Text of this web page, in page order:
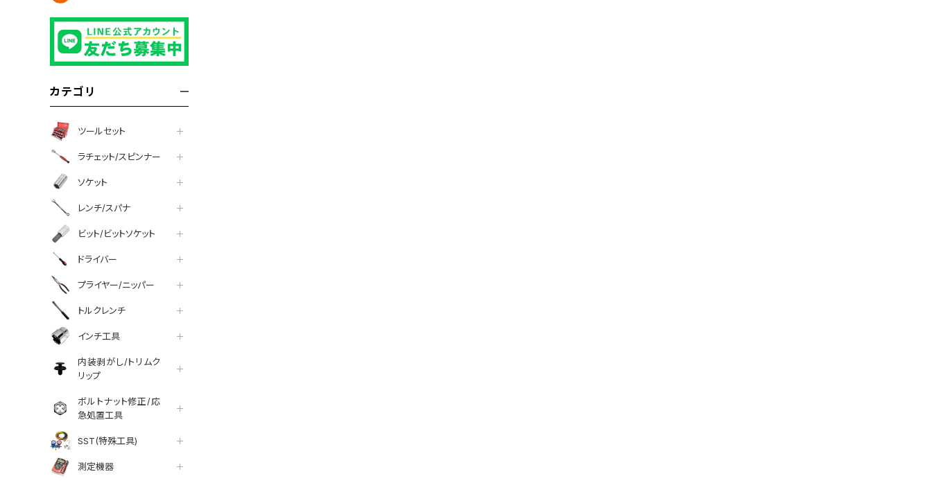
カテゴリ
ツールセット
ラチェット/スピンナー
ソケット
レンチ/スパナ
ビット/ビットソケット
ドライバー
プライヤー/ニッパー
トルクレンチ
インチ工具
内装剥がし/トリムク
リップ
ボルトナット修正/応
急処置工具
SST(特殊工具)
測定機器